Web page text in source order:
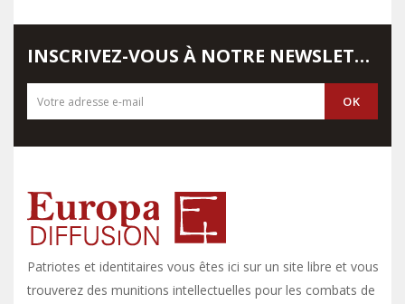
INSCRIVEZ-VOUS À NOTRE NEWSLETTER
Patriotes et identitaires vous êtes ici sur un site libre et vous y
trouverez des munitions intellectuelles pour les combats de